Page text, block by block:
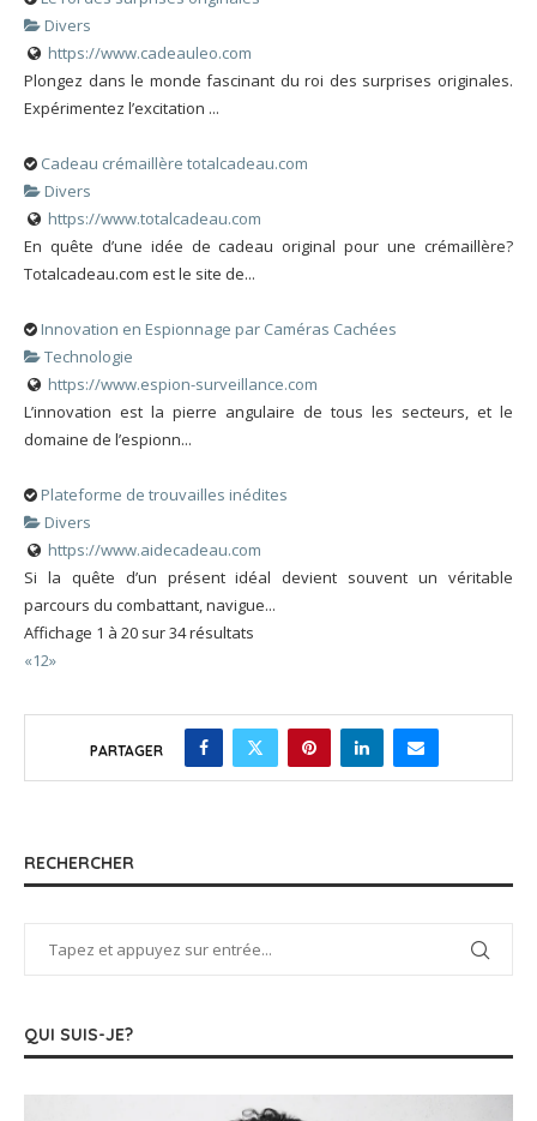
Divers
https://www.cadeauleo.com
Plongez dans le monde fascinant du roi des surprises originales.
Expérimentez l’excitation ...
Cadeau crémaillère totalcadeau.com
Divers
https://www.totalcadeau.com
En quête d’une idée de cadeau original pour une crémaillère?
Totalcadeau.com est le site de...
Innovation en Espionnage par Caméras Cachées
Technologie
https://www.espion-surveillance.com
L’innovation est la pierre angulaire de tous les secteurs, et le
domaine de l’espionn...
Plateforme de trouvailles inédites
Divers
https://www.aidecadeau.com
Si la quête d’un présent idéal devient souvent un véritable
parcours du combattant, navigue...
Affichage 1 à 20 sur 34 résultats
«12»
PARTAGER
RECHERCHER
QUI SUIS-JE?